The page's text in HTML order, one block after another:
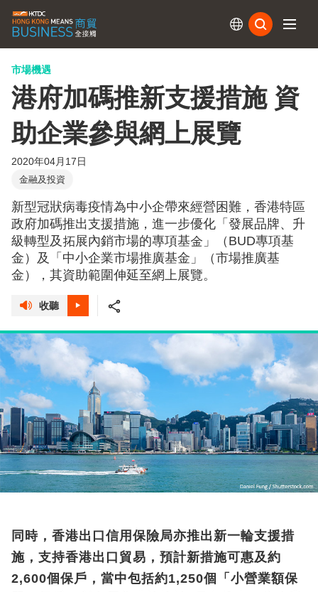
市場機遇
港府加碼推新支援措施 資
助企業參與網上展覽
2020年04月17日
金融及投資
新型冠狀病毒疫情為中小企帶來經營困難，香港特區
政府加碼推出支援措施，進一步優化「發展品牌、升
級轉型及拓展內銷市場的專項基金」（BUD專項基
金）及「中小企業市場推廣基金」（市場推廣基
金），其資助範圍伸延至網上展覽。
收聽
同時，香港出口信用保險局亦推出新一輪支援措
施，支持香港出口貿易，預計新措施可惠及約
2,600個保戶，當中包括約1,250個「小營業額保